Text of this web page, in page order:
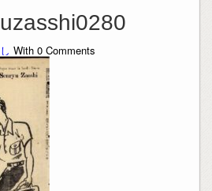
With 0Comments